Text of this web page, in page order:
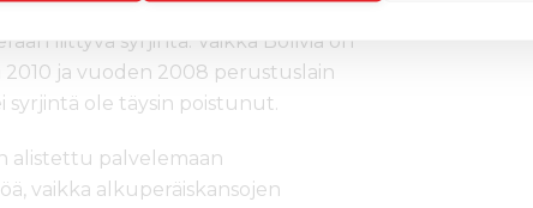
pääkaupunkiin La Paziin. Jos hän
liittyvä syrjintä. Vaikka Bolivia on
2010 ja vuoden 2008 perustuslain
syrjintä ole täysin poistunut.
alistettu palvelemaan
vaikka alkuperäiskansojen